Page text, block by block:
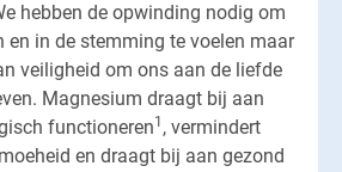
hebben de opwinding nodig om
en in de stemming te voelen maar
veiligheid om ons aan de liefde
Magnesium draagt bij aan
functioneren1 , vermindert
en draagt bij aan gezond